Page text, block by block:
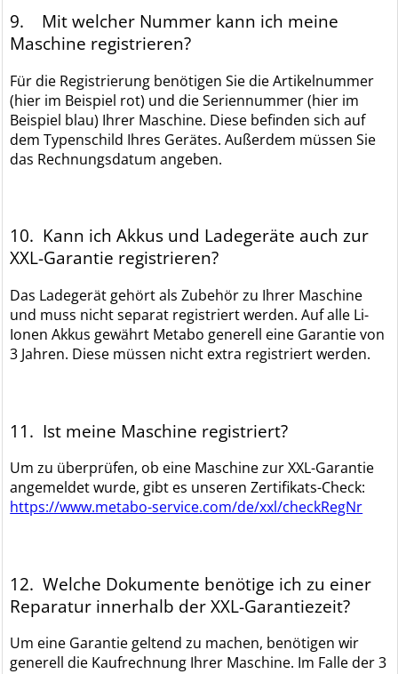
9. Mit welcher Nummer kann ich meine
Maschine registrieren?
Für die Registrierung benötigen Sie die Artikelnummer
(hier im Beispiel rot) und die Seriennummer (hier im
Beispiel blau) Ihrer Maschine. Diese befinden sich auf
dem Typenschild Ihres Gerätes. Außerdem müssen Sie
das Rechnungsdatum angeben.
10. Kann ich Akkus und Ladegeräte auch zur
XXL-Garantie registrieren?
Das Ladegerät gehört als Zubehör zu Ihrer Maschine
und muss nicht separat registriert werden. Auf alle Li-
Ionen Akkus gewährt Metabo generell eine Garantie von
3 Jahren. Diese müssen nicht extra registriert werden.
11. Ist meine Maschine registriert?
Um zu überprüfen, ob eine Maschine zur XXL-Garantie
angemeldet wurde, gibt es unseren Zertifikats-Check:
https://www.metabo-service.com/de/xxl/checkRegNr
12. Welche Dokumente benötige ich zu einer
Reparatur innerhalb der XXL-Garantiezeit?
Um eine Garantie geltend zu machen, benötigen wir
generell die Kaufrechnung Ihrer Maschine. Im Falle der 3